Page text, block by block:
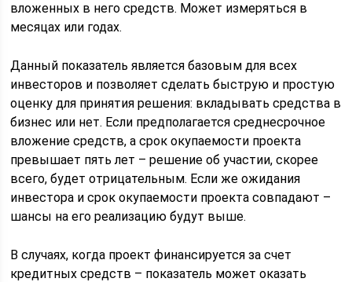
вложенных в него средств. Может измеряться в
месяцах или годах.
Данный показатель является базовым для всех
инвесторов и позволяет сделать быструю и простую
оценку для принятия решения: вкладывать средства в
бизнес или нет. Если предполагается среднесрочное
вложение средств, а срок окупаемости проекта
превышает пять лет – решение об участии, скорее
всего, будет отрицательным. Если же ожидания
инвестора и срок окупаемости проекта совпадают –
шансы на его реализацию будут выше.
В случаях, когда проект финансируется за счет
кредитных средств – показатель может оказать